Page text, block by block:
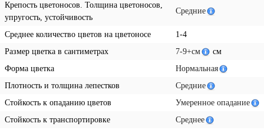
Крепость цветоносов. Толщина цветоносов,
упругость, устойчивость
Средние
Среднее количество цветов на цветоносе
1-4
Размер цветка в сантиметрах
7-9+см
см
Форма цветка
Нормальная
Плотность и толщина лепестков
Средние
Стойкость к опаданию цветов
Умеренное опадание
Стойкость к транспортировке
Среднее